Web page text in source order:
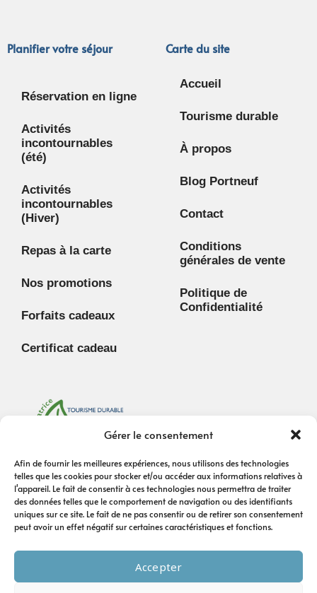
Gérer le consentement
Afin de fournir les meilleures expériences, nous utilisons des technologies
telles que les cookies pour stocker et/ou accéder aux informations relatives à
l'appareil. Le fait de consentir à ces technologies nous permettra de traiter
des données telles que le comportement de navigation ou des identifiants
uniques sur ce site. Le fait de ne pas consentir ou de retirer son consentement
peut avoir un effet négatif sur certaines caractéristiques et fonctions.
Accepter
Planifier votre séjour
Réservation en ligne
Activités
incontournables
(été)
Activités
incontournables
(Hiver)
Repas à la carte
Nos promotions
Forfaits cadeaux
Certificat cadeau
Carte du site
Accueil
Tourisme durable
À propos
Blog Portneuf
Contact
Conditions
générales de vente
Politique de
Confidentialité
© 2025 Escale au Lac. Tous droits réservés.